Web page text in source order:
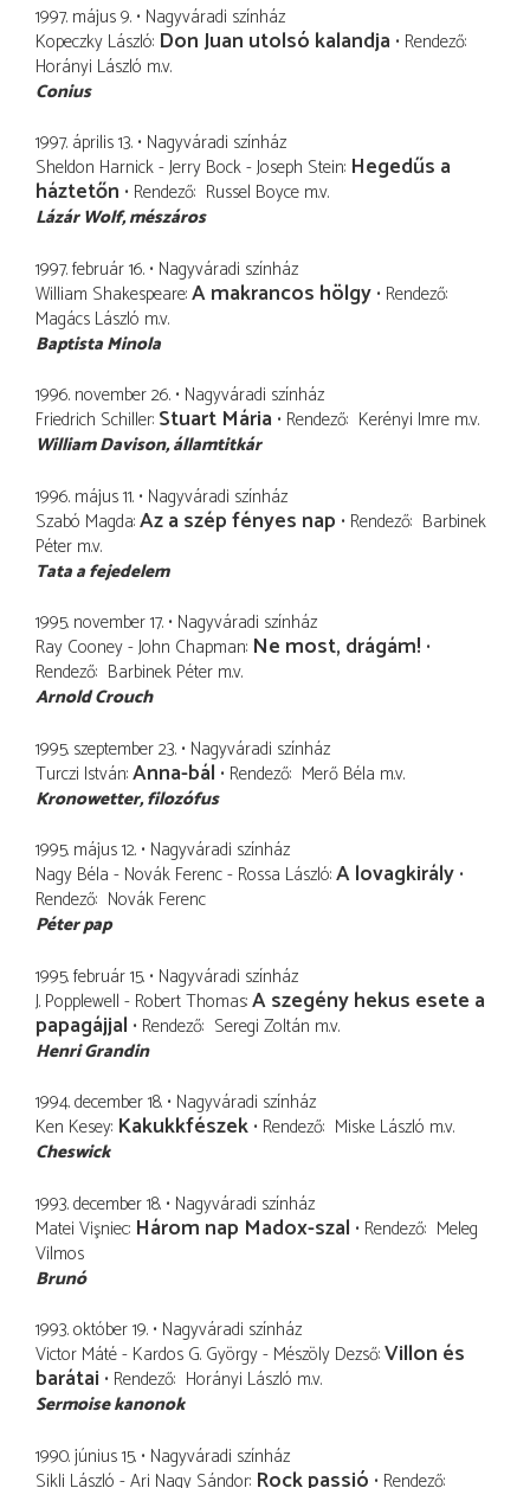
1997. május 9. Nagyváradi színház
Kopeczky László Don Juan utolsó kalandja Rendező
Horányi László m.v.
Conius
1997. április 13. Nagyváradi színház
Sheldon Harnick - Jerry Bock - Joseph Stein Hegedűs a
háztetőn Rendező Russel Boyce m.v.
Lázár Wolf mészáros
1997. február 16. Nagyváradi színház
William Shakespeare A makrancos hölgy Rendező
Magács László m.v.
Baptista Minola
1996. november 26. Nagyváradi színház
Friedrich Schiller Stuart Mária Rendező Kerényi Imre m.v.
William Davison államtitkár
1996. május 11. Nagyváradi színház
Szabó Magda Az a szép fényes nap Rendező Barbinek
Péter m.v.
Tata a fejedelem
1995. november 17. Nagyváradi színház
Ray Cooney - John Chapman Ne most, drágám!
Rendező Barbinek Péter m.v.
Arnold Crouch
1995. szeptember 23. Nagyváradi színház
Turczi István Anna-bál Rendező Merő Béla m.v.
Kronowetter filozófus
1995. május 12. Nagyváradi színház
Nagy Béla - Novák Ferenc - Rossa László A lovagkirály
Rendező Novák Ferenc
Péter pap
1995. február 15. Nagyváradi színház
J. Popplewell - Robert Thomas A szegény hekus esete a
papagájjal Rendező Seregi Zoltán m.v.
Henri Grandin
1994. december 18. Nagyváradi színház
Ken Kesey Kakukkfészek Rendező Miske László m.v.
Cheswick
1993. december 18. Nagyváradi színház
Matei Vişniec Három nap Madox-szal Rendező Meleg
Vilmos
Brunó
1993. október 19. Nagyváradi színház
Victor Máté - Kardos G. György - Mészöly Dezső Villon és
barátai Rendező Horányi László m.v.
Sermoise kanonok
1990. június 15. Nagyváradi színház
Sikli László - Ari Nagy Sándor Rock passió Rendező